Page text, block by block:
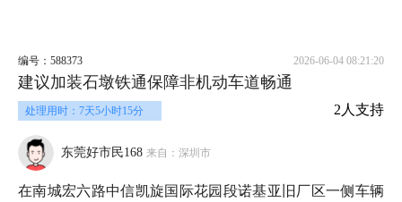
编号：588373 2026-06-04 08:21:20
建议加装石墩铁通保障非机动车道畅通
处理用时：7天5小时15分 2人支持
东莞好市民168 来自：深圳市
在南城宏六路中信凯旋国际花园段诺基亚旧厂区一侧车辆